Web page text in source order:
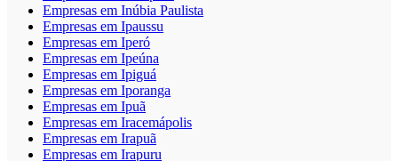
Empresas em Inúbia Paulista
Empresas em Ipaussu
Empresas em Iperó
Empresas em Ipeúna
Empresas em Ipiguá
Empresas em Iporanga
Empresas em Ipuã
Empresas em Iracemápolis
Empresas em Irapuã
Empresas em Irapuru